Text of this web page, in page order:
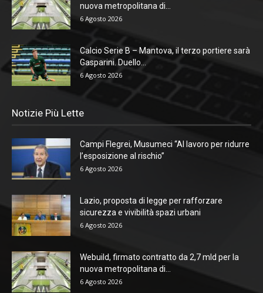
nuova metropolitana di...
6 Agosto 2026
Calcio Serie B – Mantova, il terzo portiere sarà
Gasparini. Duello...
6 Agosto 2026
Notizie Più Lette
Campi Flegrei, Musumeci “Al lavoro per ridurre
l’esposizione al rischio”
6 Agosto 2026
Lazio, proposta di legge per rafforzare
sicurezza e vivibilità spazi urbani
6 Agosto 2026
Webuild, firmato contratto da 2,7 mld per la
nuova metropolitana di...
6 Agosto 2026